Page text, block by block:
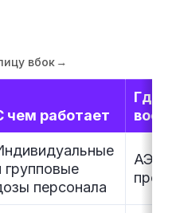
вбок →
чем работает
Где
групповые
персонала
АЭС,